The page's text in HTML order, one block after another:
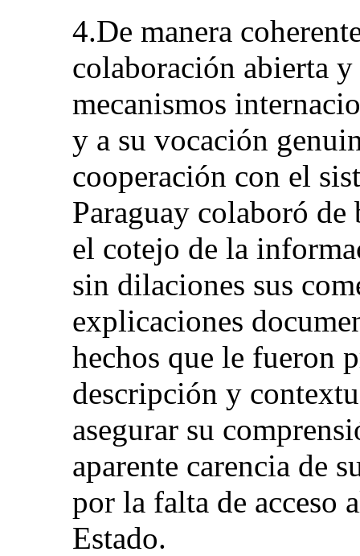
4.De manera
colaboración abierta
mecanismos
y a su vocación
cooperación con el
Paraguay colaboró
el cotejo de la
sin dilaciones sus
explicaciones
hechos que le fueron
descripción y
asegurar su
aparente carencia de
por la falta de acceso
Estado.